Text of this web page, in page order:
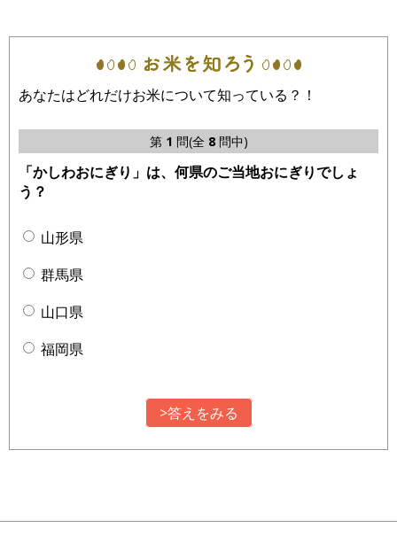
あなたはどれだけお米について知っている？！
第 1 問(全 8問中)
「かしわおにぎり」は、何県のご当地おにぎりでしょ
う？
山形県
群馬県
山口県
福岡県
>答えをみる